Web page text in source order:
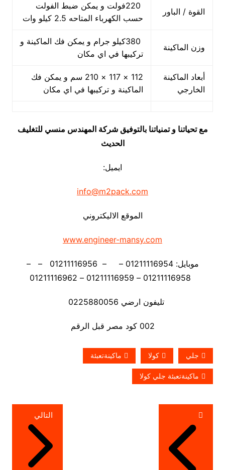
القوة / الباور
220فولت و يمكن ضبط الفولت
حسب الكهرباء المتاحه 2.5 كيلو وات
وزن الماكينة
380كيلو جرام و يمكن فك الماكينة و
تركيبها في اي مكان
أبعاد الماكينة
الخارجي
112 × 117 × 210 سم و يمكن فك
الماكينة و تركيبها في اي مكان
مع تحياتنا و تمنياتنا بالتوفيق شركة المهندس منسي للتغليف
الحديث
ايميل:
info@m2pack.com
الموقع الاليكتروني
www.engineer-mansy.com
موبايل: 01211116954 – – 01211116956 – –
تليفون ارضي 0225880056
002 كود مصر قبل الرقم
جلي كولا ماكينةتعبئة
ماكينةتعبئة جلي كولا
تصفّح
المقالات
التالي